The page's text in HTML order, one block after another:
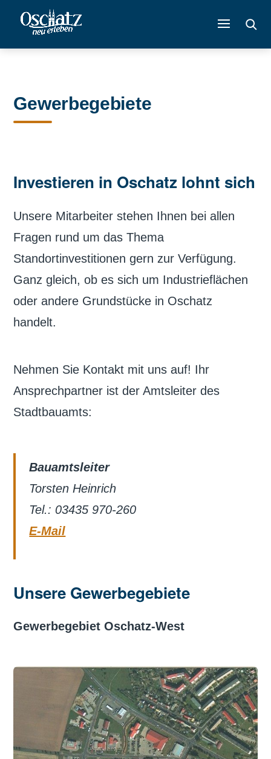
Gewerbegebiete
Investieren in Oschatz lohnt sich
Unsere Mitarbeiter stehen Ihnen bei allen
Fragen rund um das Thema
Standortinvestitionen gern zur Verfügung.
Ganz gleich, ob es sich um Industrieflächen
oder andere Grundstücke in Oschatz
handelt.
Nehmen Sie Kontakt mit uns auf! Ihr
Ansprechpartner ist der Amtsleiter des
Stadtbauamts:
Bauamtsleiter
Torsten Heinrich
Tel.: 03435 970-260
E-Mail
Unsere Gewerbegebiete
Gewerbegebiet Oschatz-West